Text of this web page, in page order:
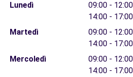
Lunedì
09:00 - 12:00
14:00 - 17:00
Martedì
09:00 - 12:00
14:00 - 17:00
Mercoledì
09:00 - 12:00
14:00 - 17:00